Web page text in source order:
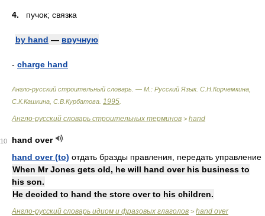
4. пучок; связка
by hand — вручную
- charge hand
Англо-русский строительный словарь. — М.: Русский Язык. С.Н.Корчемкина,
С.К.Кашкина, С.В.Курбатова 1995
Англо-русский словарь строительных терминов > hand
10
hand over
hand over (to) отдать бразды правления, передать управление
When Mr Jones gets old, he will hand over his business to
his son.
He decided to hand the store over to his children.
Англо-русский словарь идиом и фразовых глаголов > hand over